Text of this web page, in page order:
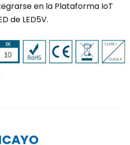
en la Plataforma IoT
de LED5V.